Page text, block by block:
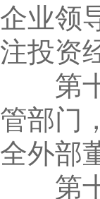
企业领
注投资
第十
管部门
全外部
第十